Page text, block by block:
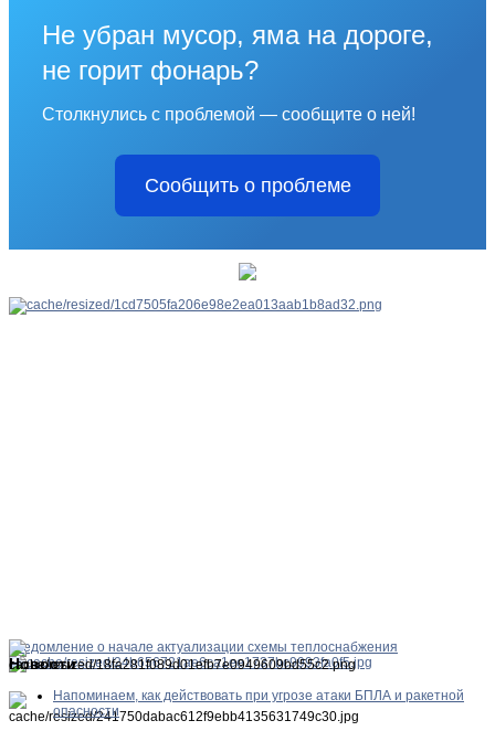
Не убран мусор, яма на дороге,
не горит фонарь?
Столкнулись с проблемой — сообщите о ней!
Сообщить о проблеме
Уведомление о начале актуализации схемы теплоснабжения
Новости
Напоминаем, как действовать при угрозе атаки БПЛА и ракетной
опасности